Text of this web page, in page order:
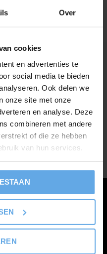
Over
cookies
en advertenties te
social media te bieden
Ook delen we
onze site met onze
en analyse. Deze
combineren met andere
of die ze hebben
van hun services.
products
onze
en promoties
ABONNEER